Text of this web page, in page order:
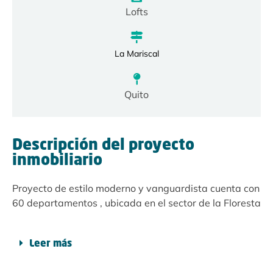
Lofts
La Mariscal
Quito
Descripción del proyecto
inmobiliario
Proyecto de estilo moderno y vanguardista cuenta con
60 departamentos , ubicada en el sector de la Floresta
Leer más